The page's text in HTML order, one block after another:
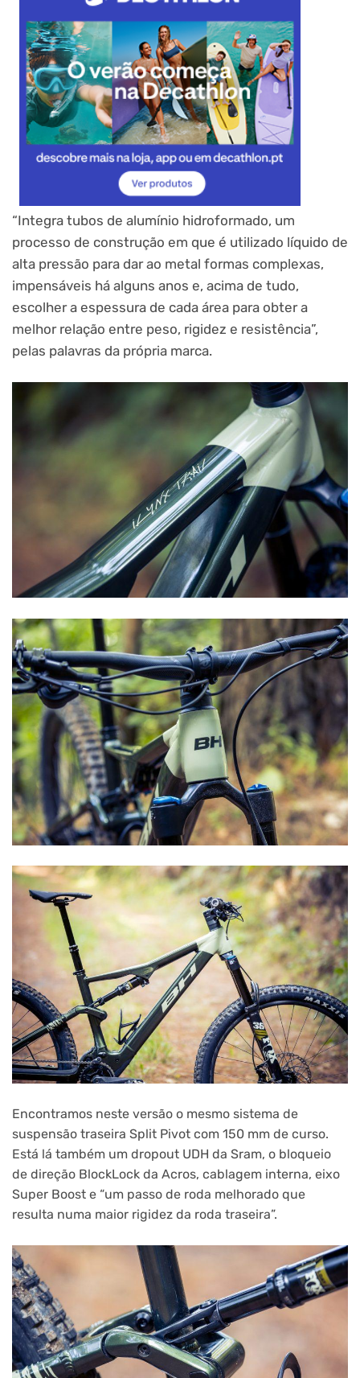
“Integra tubos de alumínio hidroformado, um
processo de construção em que é utilizado líquido de
alta pressão para dar ao metal formas complexas,
impensáveis ​​há alguns anos e, acima de tudo,
escolher a espessura de cada área para obter a
melhor relação entre peso, rigidez e resistência”,
pelas palavras da própria marca.
Encontramos neste versão o mesmo sistema de
suspensão traseira Split Pivot com 150 mm de curso.
Está lá também um dropout UDH da Sram, o bloqueio
de direção BlockLock da Acros, cablagem interna, eixo
Super Boost e “um passo de roda melhorado que
resulta numa maior rigidez da roda traseira”.